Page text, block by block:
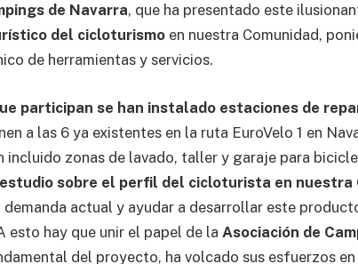
de Navarra, que ha presentado este
del cicloturismo en nuestra Comunidad,
de herramientas y servicios.
participan se han instalado estaciones de
a las 6 ya existentes en la ruta EuroVelo 1 en
incluido zonas de lavado, taller y garaje para
estudio sobre el perfil del cicloturista en nuestra
actual y ayudar a desarrollar este
esto hay que unir el papel de la Asociación de
del proyecto, ha volcado sus esfuerzos